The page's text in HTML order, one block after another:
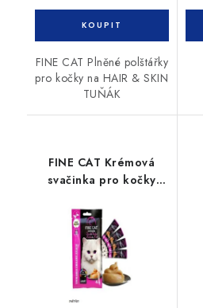
FINE CAT Plněné polštářky
pro kočky na HAIR & SKIN
TUŇÁK
FINE CAT Krémová
svačinka pro kočky